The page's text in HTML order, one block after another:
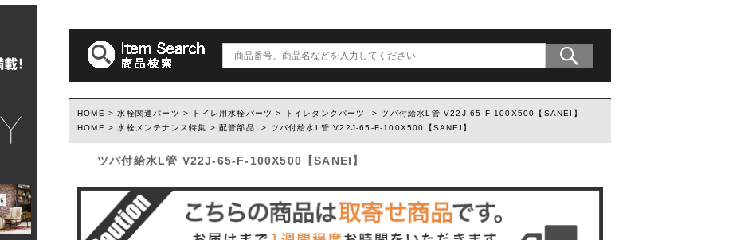
取っ手(ダルトン)
つまみ(ダルトン)
フック(ダルトン)
ウィルス・菌除去シート
HOME >水栓関連パーツ > トイレ用水栓パーツ > トイレタンクパーツ
> ツバ付給水L管 V22J-65-F-100X500【SANEI】
HOME >水栓メンテナンス特集 >配管部品 > ツバ付給水L管 V22J-65-F-100X500【SANEI】
ツバ付給水L管 V22J-65-F-100X500【SANEI】